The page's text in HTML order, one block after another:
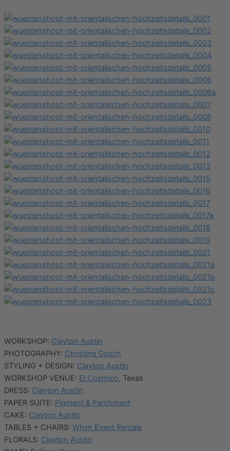
WORKSHOP: Clayton Austin
PHOTOGRAPHY: Christine Gosch
STYLING + DESIGN: Clayton Austin
WORKSHOP VENUE: El Cosmico, Texas
DRESS: Clayton Austin
PAPER SUITE: Pigment & Parchment
CAKE: Clayton Austin
TABLES + CHAIRS: Whim Event Rentals
FLORALS: Clayton Austin